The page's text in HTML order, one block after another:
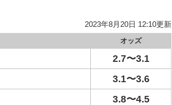
2023年8月20日 12:10更新
オッズ
2.7〜3.1
3.1〜3.6
3.8〜4.5